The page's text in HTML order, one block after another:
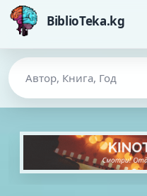
BiblioTeka.kg